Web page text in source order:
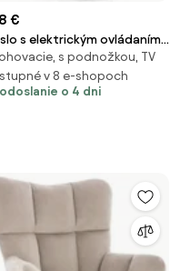
€
s elektrickým ovládaním
konektorom, HARMO GREY
s podnožkou, TV
v 8 e-shopoch
odoslanie o 4 dni